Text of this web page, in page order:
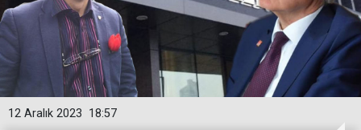
18:57
12 Aralık 2023